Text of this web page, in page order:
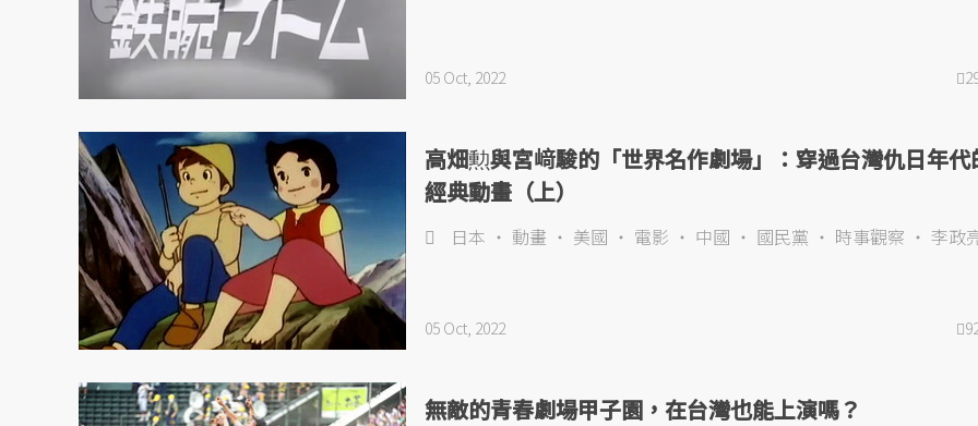
05 Oct, 2022
高畑勲與宮﨑駿的「世界名作劇場」：穿過台灣仇日年代
經典動畫（上）
日本 動畫 美國 電影 中國 國民黨 時事觀察 李政
05 Oct, 2022
無敵的青春劇場甲子園，在台灣也能上演嗎？